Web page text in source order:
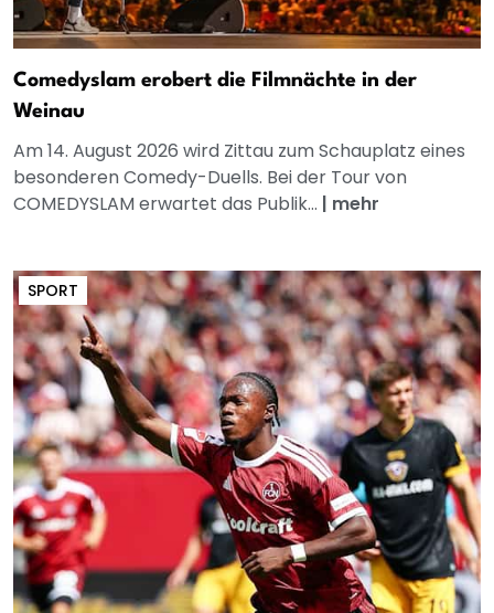
Comedyslam erobert die Filmnächte in der
Weinau
Am 14. August 2026 wird Zittau zum Schauplatz eines
besonderen Comedy-Duells. Bei der Tour von
COMEDYSLAM erwartet das Publik... | mehr
SPORT